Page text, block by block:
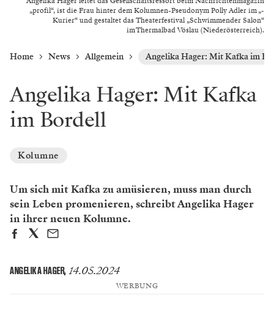
„profil“, ist die Frau hinter dem Kolumnen-Pseudo­nym Polly Adler im „­
Kurier“ und ­gestaltet das Theaterfestival „Schwimmender Salon“
im Thermalbad Vöslau (Nieder­österreich).
Home News Allgemein Angelika Hager: Mit Kafka im
Angelika Hager: Mit Kafka
im Bordell
Kolumne
Um sich mit Kafka zu amüsieren, muss man durch
sein Leben promenieren, schreibt Angelika Hager
in ihrer neuen Kolumne.
ANGELIKA HAGER, 14.05.2024
WERBUNG